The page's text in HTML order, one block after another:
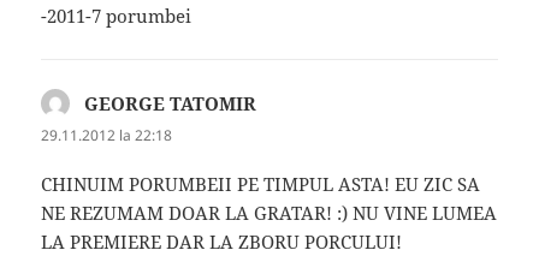
-2011-7 porumbei
GEORGE TATOMIR
29.11.2012 la 22:18
CHINUIM PORUMBEII PE TIMPUL ASTA! EU ZIC SA
NE REZUMAM DOAR LA GRATAR! :) NU VINE LUMEA
LA PREMIERE DAR LA ZBORU PORCULUI!